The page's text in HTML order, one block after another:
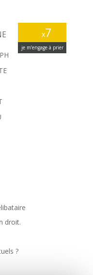
x7
je m’engage à prier
droit.
?